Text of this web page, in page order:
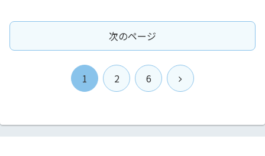
次のページ
1 2 6
次